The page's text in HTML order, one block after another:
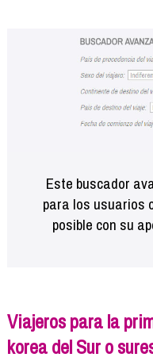
Este buscador
para los usuarios
posible con su
Viajeros para la
korea del Sur o